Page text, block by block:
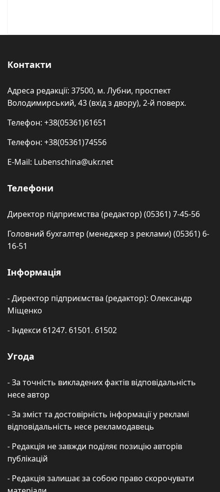
Контакти
Адреса редакції: 37500, м. Лубни, проспект
Володимирський, 43 (вхід з двору), 2-й поверх.
Телефон: +38(05361)61651
Телефон: +38(05361)74556
E-Mail: Lubenschina@ukr.net
Телефони
Директор підприємства (редактор) (05361) 7-45-56
Головний бухгалтер (менеджер з реклами) (05361) 6-
16-51
Інформація
- Директор підприємства (редактор): Олександр
Міщенко
- Індекси 61247. 61501. 61502
Угода
- За точність викладених фактів відповідальність
несе автор
- За зміст та достовірність інформації у рекламі
відповідальність несе рекламодавець
- Редакція не завжди поділяє позицію авторів
публікацій
- Редакція залишає за собою право скорочувати